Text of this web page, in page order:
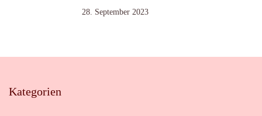
28. September 2023
Kategorien